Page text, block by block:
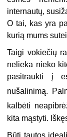
internautų,
O tai, kas yra
kurią mums
Taigi vokiečių
nelieka nieko
pasitraukti į
nušalinimą.
kalbėti
kita mąstyti.
Būti tautos